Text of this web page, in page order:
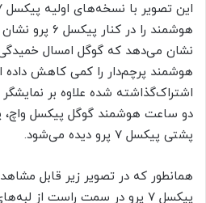
هوشمند را در
نشان می‌دهد که گوگل امسال
هوشمند پرچم‌دار را کمی کاهش داده
دو ساعت هوشمند گوگل پیکسل واچ،
پشتی پیکسل ۷ پرو دیده می‌شود.
همانطور که در تصویر زیر قابل
پیکسل ۷ پرو در سمت راست از